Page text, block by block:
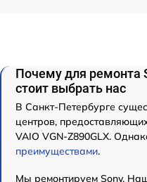
Почему для ремонта
стоит выбрать нас
В Санкт-Петербурге
центров,
VAIO VGN-Z890GLX.
преимуществами.
Мы ремонтируем Sony.